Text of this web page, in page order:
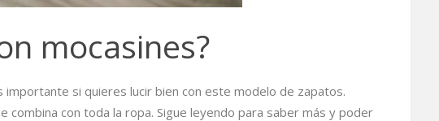
mocasines?
importante si quieres lucir bien con este modelo de zapatos.
combina con toda la ropa. Sigue leyendo para saber más y poder